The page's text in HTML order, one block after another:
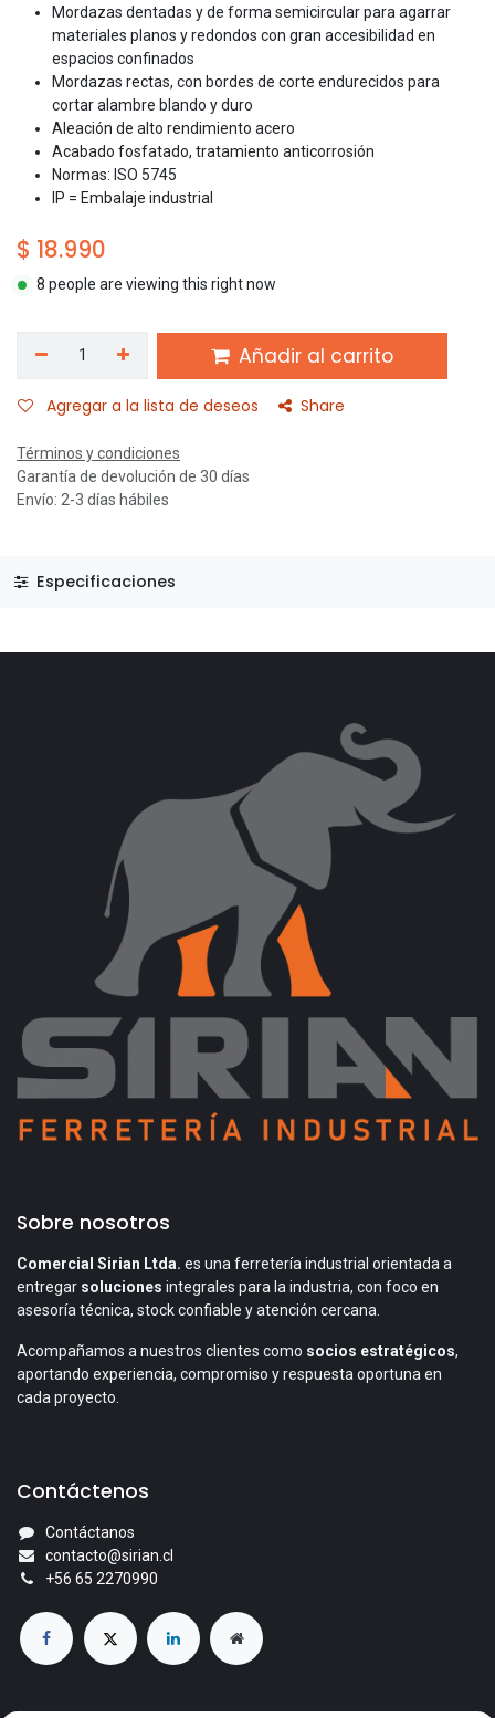
Mordazas dentadas y de forma semicircular para agarrar
materiales planos y redondos con gran accesibilidad en
espacios confinados
Mordazas rectas, con bordes de corte endurecidos para
cortar alambre blando y duro
Aleación de alto rendimiento acero
Acabado fosfatado, tratamiento anticorrosión
Normas: ISO 5745
IP = Embalaje industrial
$ 18.990
8 people are viewing this right now
Añadir al carrito
Agregar a la lista de deseos Share
Términos y condiciones
Garantía de devolución de 30 días
Envío: 2-3 días hábiles
Especificaciones
Sobre nosotros
Comercial Sirian Ltda. es una ferretería industrial orientada a
entregar soluciones integrales para la industria, con foco en
asesoría técnica, stock confiable y atención cercana.
Acompañamos a nuestros clientes como socios estratégicos,
aportando experiencia, compromiso y respuesta oportuna en
cada proyecto.
Contáctenos
Contáctanos
contacto@sirian.cl
+56 65 2270990